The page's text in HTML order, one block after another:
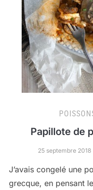
Papillote de
25 septembre 2018
J’avais congelé une
grecque, en pensant